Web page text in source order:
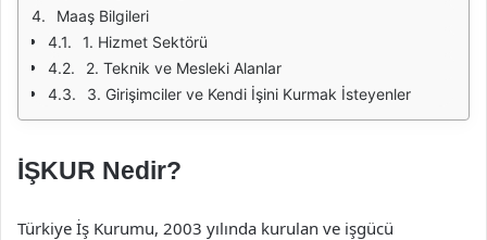
Maaş Bilgileri
1. Hizmet Sektörü
2. Teknik ve Mesleki Alanlar
3. Girişimciler ve Kendi İşini Kurmak İsteyenler
İŞKUR Nedir?
Türkiye İş Kurumu, 2003 yılında kurulan ve işgücü